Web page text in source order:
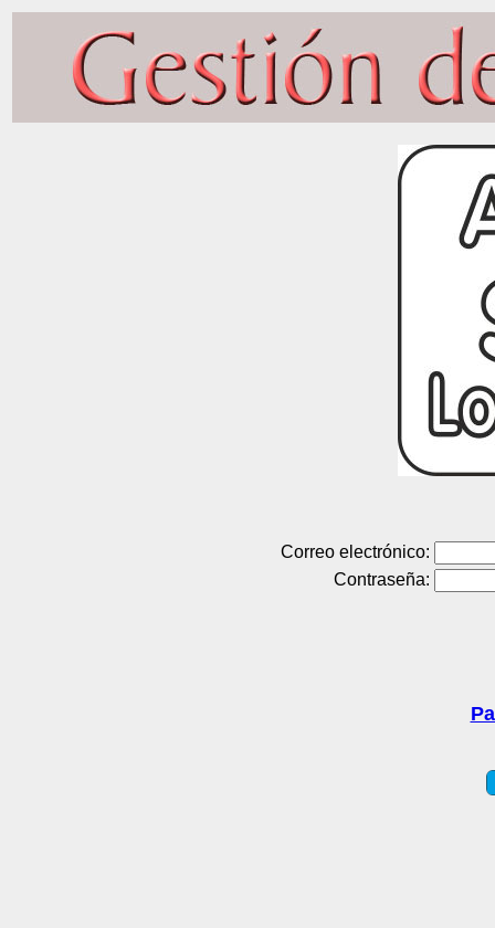
Correo electrónico:
Contraseña: